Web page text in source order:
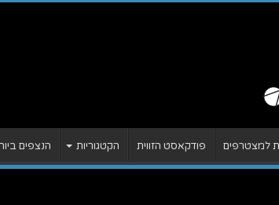
למצטרפים פודקאסט הזווית הקטגוריות הנצפים